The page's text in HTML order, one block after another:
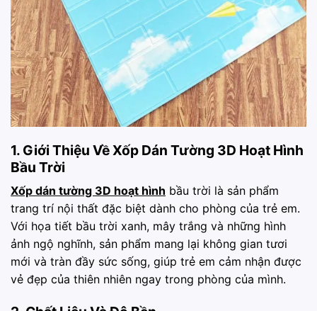
1. Giới Thiệu Về Xốp Dán Tường 3D Hoạt Hình
Bầu Trời
Xốp dán tường 3D hoạt hình bầu trời là sản phẩm
trang trí nội thất đặc biệt dành cho phòng của trẻ em.
Với họa tiết bầu trời xanh, mây trắng và những hình
ảnh ngộ nghĩnh, sản phẩm mang lại không gian tươi
mới và tràn đầy sức sống, giúp trẻ em cảm nhận được
vẻ đẹp của thiên nhiên ngay trong phòng của mình.